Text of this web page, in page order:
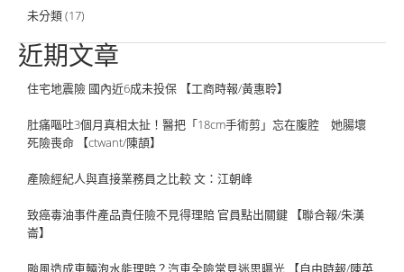
未分類(17)
近期文章
住宅地震險 國內近6成未投保 【工商時報/黃惠聆】
肚痛嘔吐3個月真相太扯！醫把「18cm手術剪」忘在腹腔 她腸壞
死險喪命 【ctwant/陳頡】
產險經紀人與直接業務員之比較 文：江朝峰
致癌毒油事件產品責任險不見得理賠 官員點出關鍵 【聯合報/朱漢
崙】
颱風造成車輛泡水能理賠？汽車全險常見迷思曝光 【自由時報/陳英